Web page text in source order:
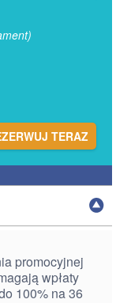
TERAZ
promocyjnej
wpłaty
100% na 36